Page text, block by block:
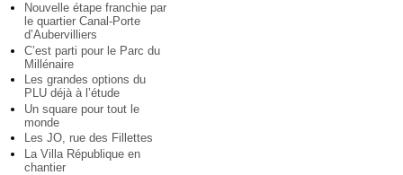
Nouvelle étape franchie par
le quartier Canal-Porte
d’Aubervilliers
C’est parti pour le Parc du
Millénaire
Les grandes options du
PLU déjà à l’étude
Un square pour tout le
monde
Les JO, rue des Fillettes
La Villa République en
chantier